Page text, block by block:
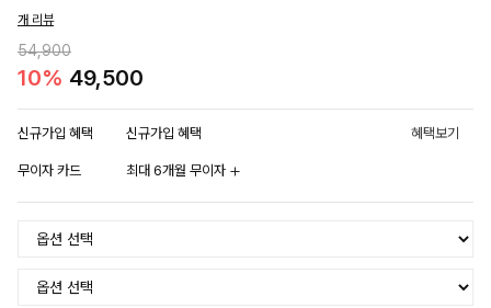
개 리뷰
54,900
10% 49,500
신규가입 혜택 신규가입 혜택 혜택보기
무이자 카드 최대 6개월 무이자